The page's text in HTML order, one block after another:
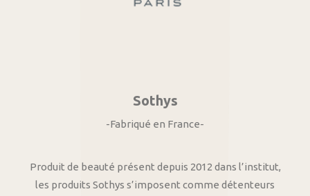
Sothys
-Fabriqué en France-
Produit de beauté présent depuis 2012 dans l’institut,
les produits Sothys s’imposent comme détenteurs